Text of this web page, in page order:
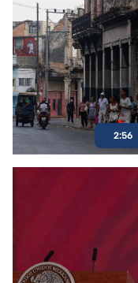
2:56